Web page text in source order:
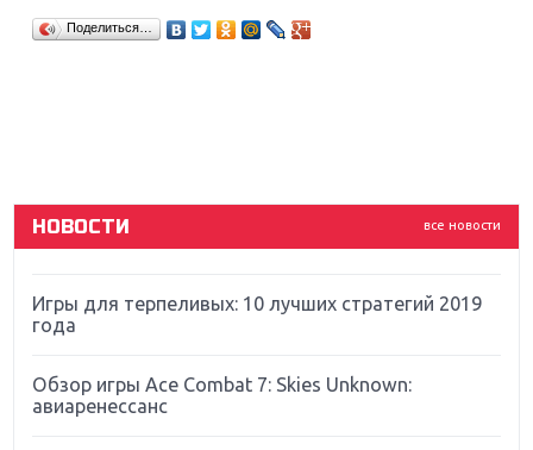
Поделиться…
все новости
НОВОСТИ
Крупнейшие релизы мая: Nintendo, Microsoft и
Sony
Far Cry 5: хвалить нельзя ругать
Игры для терпеливых: 10 лучших стратегий 2019
года
Обзор игры Ace Combat 7: Skies Unknown:
авиаренессанс